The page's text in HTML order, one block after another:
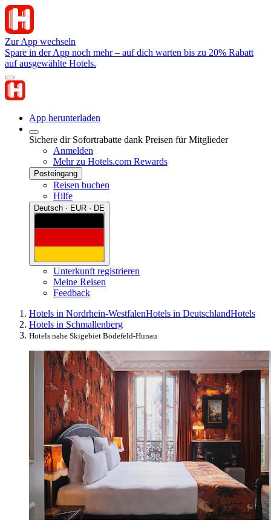
Zur App wechseln
Spare in der App noch mehr – auf dich warten bis zu 20% Rabatt
auf ausgewählte Hotels.
App herunterladen
Sichere dir Sofortrabatte dank Preisen für Mitglieder
Anmelden
Mehr zu Hotels.com Rewards
Posteingang
Reisen buchen
Hilfe
Deutsch · EUR · DE
Unterkunft registrieren
Meine Reisen
Feedback
Hotels in Nordrhein-WestfalenHotels in DeutschlandHotels
Hotels in Schmallenberg
Hotels nahe Skigebiet Bödefeld-Hunau